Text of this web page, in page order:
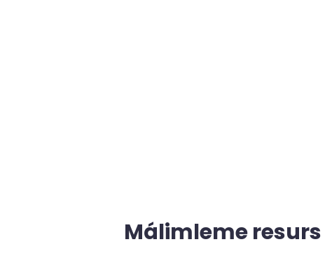
Málimleme resurs